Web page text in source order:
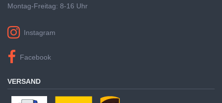
Montag-Freitag: 8-16 Uhr
Instagram
Facebook
VERSAND